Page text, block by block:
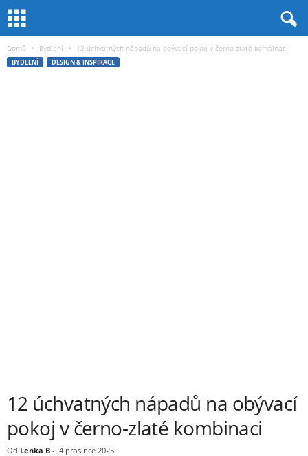
Domů Bydlení 12 úchvatných nápadů na obývací pokoj v černo-zlaté kombinaci
BYDLENÍ DESIGN & INSPIRACE
12 úchvatných nápadů na obývací
pokoj v černo-zlaté kombinaci
Od Lenka B - 4 prosince 2025